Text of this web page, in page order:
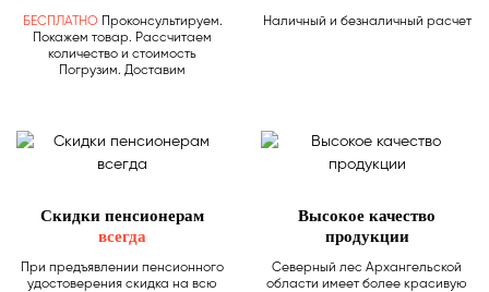
БЕСПЛАТНО Проконсультируем.
Покажем товар. Рассчитаем
количество и стоимость
Погрузим. Доставим
Наличный и безналичный расчет
Скидки пенсионерам
всегда
При предъявлении пенсионного
удостоверения скидка на всю
Высокое качество
продукции
Северный лес Архангельской
области имеет более красивую